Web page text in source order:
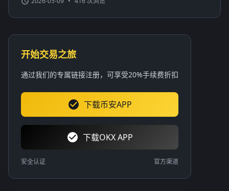
开始交易之旅
通过我们的专属链接注册，可享受20%手续费折扣
下载币安APP
下载OKX APP
安全认证 官方渠道